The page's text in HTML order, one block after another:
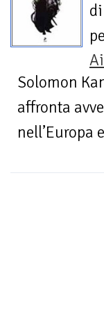
di
Solomon
affronta
nell’Europa